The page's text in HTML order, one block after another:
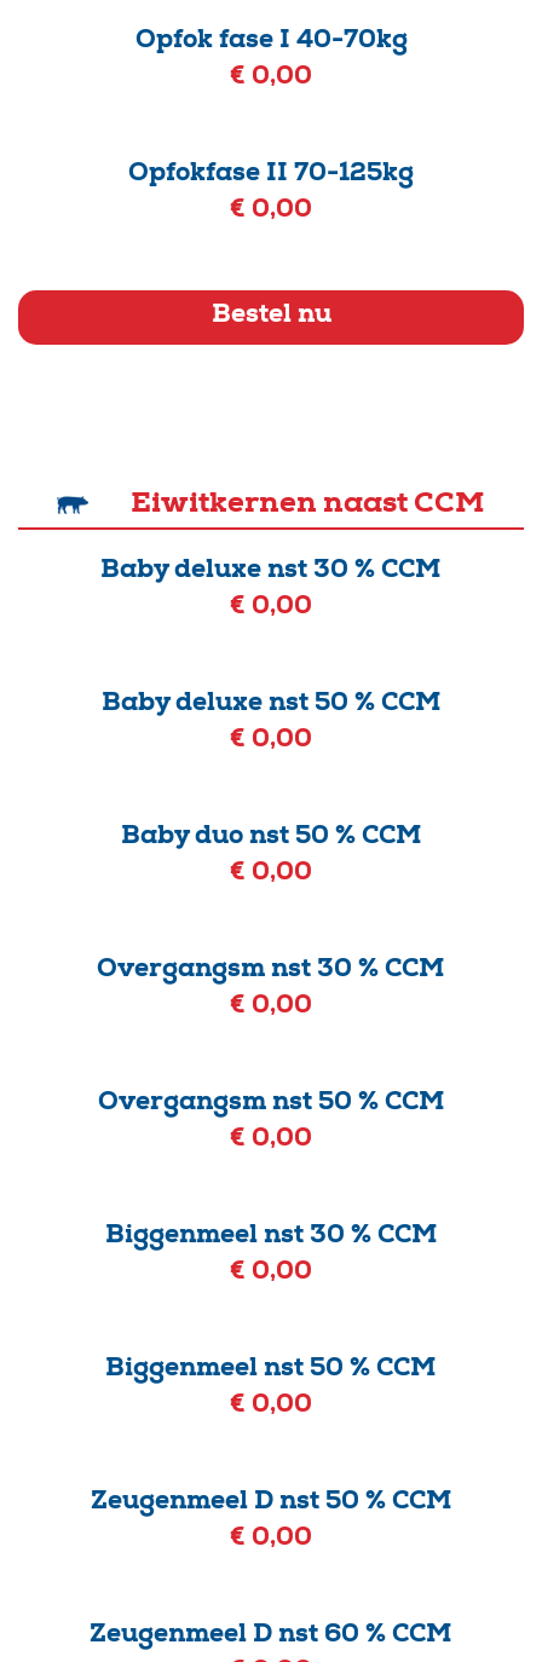
Opfok fase I 40-70kg
€ 0,00
Opfokfase II 70-125kg
€ 0,00
Bestel nu
Eiwitkernen naast CCM
Baby deluxe nst 30 % CCM
€ 0,00
Baby deluxe nst 50 % CCM
€ 0,00
Baby duo nst 50 % CCM
€ 0,00
Overgangsm nst 30 % CCM
€ 0,00
Overgangsm nst 50 % CCM
€ 0,00
Biggenmeel nst 30 % CCM
€ 0,00
Biggenmeel nst 50 % CCM
€ 0,00
Zeugenmeel D nst 50 % CCM
€ 0,00
Zeugenmeel D nst 60 % CCM